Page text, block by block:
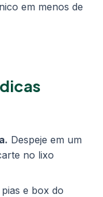
em menos de
Despeje em um
no lixo
e box do